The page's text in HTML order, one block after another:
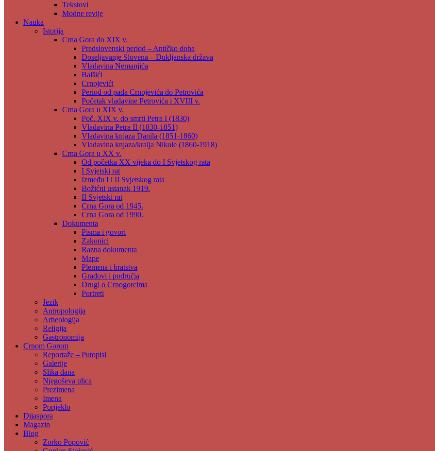
Tekstovi
Modne revije
Nauka
Istorija
Crna Gora do XIX v.
Predslovenski period – Antičko doba
Doseljavanje Slovena – Dukljanska država
Vladavina Nemanjića
Balšići
Crnojevići
Period od pada Crnojevića do Petrovića
Početak vladavine Petrovića i XVIII v.
Crna Gora u XIX v.
Poč. XIX v. do smrti Petra I (1830)
Vladavina Petra II (1830-1851)
Vladavina knjaza Danila (1851-1860)
Vladavina knjaza/kralja Nikole (1860-1918)
Crna Gora u XX v.
Od početka XX vijeka do I Svjetskog rata
I Svjetski rat
Između I i II Svjetskog rata
Božićni ustanak 1919.
II Svjetski rat
Crna Gora od 1945.
Crna Gora od 1990.
Dokumenta
Pisma i govori
Zakonici
Razna dokumenta
Mape
Plemena i bratstva
Gradovi i područja
Drugi o Crnogorcima
Portreti
Jezik
Antropologija
Arheologija
Religija
Gastronomija
Crnom Gorom
Reportaže – Putopisi
Galerije
Slika dana
Njegoševa ulica
Prezimena
Imena
Porijeklo
Dijaspora
Magazin
Blog
Zorko Popović